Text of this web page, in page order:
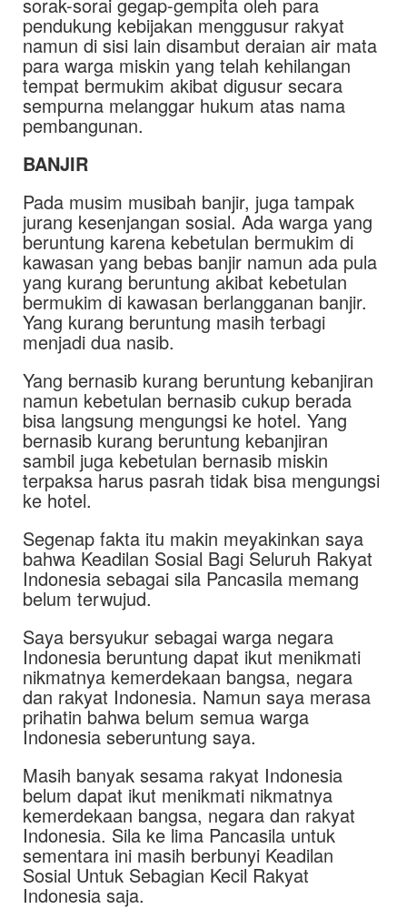
pendukung kebijakan menggusur rakyat
namun di sisi lain disambut deraian air mata
para warga miskin yang telah kehilangan
tempat bermukim akibat digusur secara
sempurna melanggar hukum atas nama
pembangunan.
BANJIR
Pada musim musibah banjir, juga tampak
jurang kesenjangan sosial. Ada warga yang
beruntung karena kebetulan bermukim di
kawasan yang bebas banjir namun ada pula
yang kurang beruntung akibat kebetulan
bermukim di kawasan berlangganan banjir.
Yang kurang beruntung masih terbagi
menjadi dua nasib.
Yang bernasib kurang beruntung kebanjiran
namun kebetulan bernasib cukup berada
bisa langsung mengungsi ke hotel. Yang
bernasib kurang beruntung kebanjiran
sambil juga kebetulan bernasib miskin
terpaksa harus pasrah tidak bisa mengungsi
ke hotel.
Segenap fakta itu makin meyakinkan saya
bahwa Keadilan Sosial Bagi Seluruh Rakyat
Indonesia sebagai sila Pancasila memang
belum terwujud.
Saya bersyukur sebagai warga negara
Indonesia beruntung dapat ikut menikmati
nikmatnya kemerdekaan bangsa, negara
dan rakyat Indonesia. Namun saya merasa
prihatin bahwa belum semua warga
Indonesia seberuntung saya.
Masih banyak sesama rakyat Indonesia
belum dapat ikut menikmati nikmatnya
kemerdekaan bangsa, negara dan rakyat
Indonesia. Sila ke lima Pancasila untuk
sementara ini masih berbunyi Keadilan
Sosial Untuk Sebagian Kecil Rakyat
Indonesia saja.